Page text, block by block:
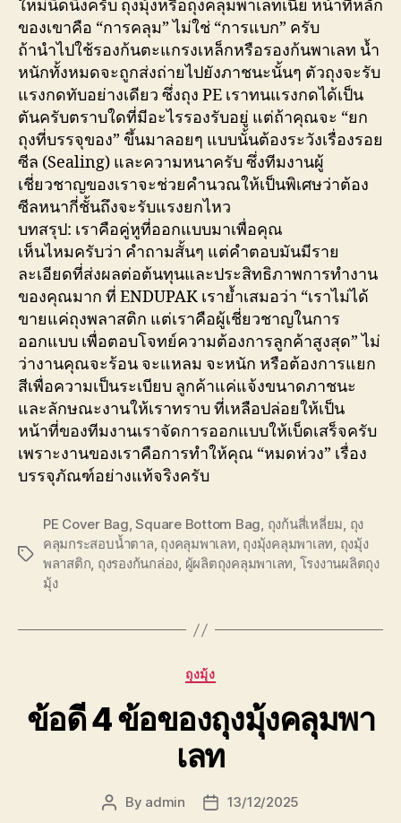
ใหม่นิดนึงครับ ถุงมุ้งหรือถุงคลุมพาเลทเนี่ย หน้าที่หลัก
ของเขาคือ “การคลุม” ไม่ใช่ “การแบก” ครับ
ถ้านำไปใช้รองก้นตะแกรงเหล็กหรือรองก้นพาเลท น้ำ
หนักทั้งหมดจะถูกส่งถ่ายไปยังภาชนะนั้นๆ ตัวถุงจะรับ
แรงกดทับอย่างเดียว ซึ่งถุง PE เราทนแรงกดได้เป็น
ตันครับตราบใดที่มีอะไรรองรับอยู่ แต่ถ้าคุณจะ “ยก
ถุงที่บรรจุของ” ขึ้นมาลอยๆ แบบนั้นต้องระวังเรื่องรอย
ซีล (Sealing) และความหนาครับ ซึ่งทีมงานผู้
เชี่ยวชาญของเราจะช่วยคำนวณให้เป็นพิเศษว่าต้อง
ซีลหนากี่ชั้นถึงจะรับแรงยกไหว
บทสรุป: เราคือคู่หูที่ออกแบบมาเพื่อคุณ
เห็นไหมครับว่า คำถามสั้นๆ แต่คำตอบมันมีราย
ละเอียดที่ส่งผลต่อต้นทุนและประสิทธิภาพการทำงาน
ของคุณมาก ที่ ENDUPAK เราย้ำเสมอว่า “เราไม่ได้
ขายแค่ถุงพลาสติก แต่เราคือผู้เชี่ยวชาญในการ
ออกแบบ เพื่อตอบโจทย์ความต้องการลูกค้าสูงสุด” ไม่
ว่างานคุณจะร้อน จะแหลม จะหนัก หรือต้องการแยก
สีเพื่อความเป็นระเบียบ ลูกค้าแค่แจ้งขนาดภาชนะ
และลักษณะงานให้เราทราบ ที่เหลือปล่อยให้เป็น
หน้าที่ของทีมงานเราจัดการออกแบบให้เบ็ดเสร็จครับ
เพราะงานของเราคือการทำให้คุณ “หมดห่วง” เรื่อง
บรรจุภัณฑ์อย่างแท้จริงครับ
Tags
PE Cover Bag,Square Bottom Bag, ถุงก้นสี่เหลี่ยม, ถุง
คลุมกระสอบน้ำตาล, ถุงคลุมพาเลท, ถุงมุ้งคลุมพาเลท, ถุงมุ้ง
พลาสติก, ถุงรองก้นกล่อง, ผู้ผลิตถุงคลุมพาเลท, โรงงานผลิตถุง
มุ้ง
Categories
ถุงมุ้ง
ข้อดี 4 ข้อของถุงมุ้งคลุมพา
เลท
Post
By admin
Post13/12/2025